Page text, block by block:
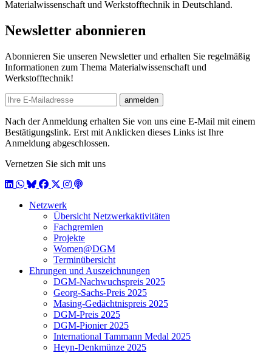
Materialwissenschaft und Werkstofftechnik in Deutschland.
Newsletter abonnieren
Abonnieren Sie unseren Newsletter und erhalten Sie regelmäßig
Informationen zum Thema Materialwissenschaft und
Werkstofftechnik!
E-mail
anmelden
Nach der Anmeldung erhalten Sie von uns eine E-Mail mit einem
Bestätigungslink. Erst mit Anklicken dieses Links ist Ihre
Anmeldung abgeschlossen.
Vernetzen Sie sich mit uns
LinkedIn
WhatsApp
BlueSky
Facebook
X / Twitter
Instagram
Podcast
Netzwerk
Übersicht Netzwerkaktivitäten
Fachgremien
Projekte
Women@DGM
Terminübersicht
Ehrungen und Auszeichnungen
DGM-Nachwuchspreis 2025
Georg-Sachs-Preis 2025
Masing-Gedächtnispreis 2025
DGM-Preis 2025
DGM-Pionier 2025
International Tammann Medal 2025
Heyn-Denkmünze 2025